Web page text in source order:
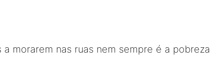
morarem nas ruas nem sempre é a pobreza